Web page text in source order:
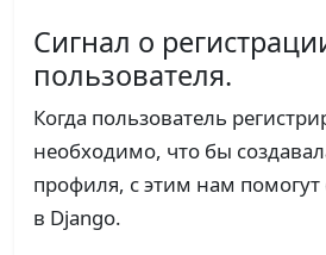
Сигнал о
пользователя.
Когда пользователь
необходимо, что бы
профиля, с этим нам помогут
в Django.